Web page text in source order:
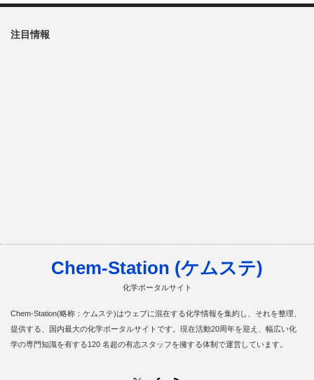
注目情報
Chem-Station (ケムステ)
化学ポータルサイト
Chem-Station(略称：ケムステ)はウェブに混在する化学情報を集約し、それを整理、
提供する、国内最大の化学ポータルサイトです。現在活動20周年を迎え、幅広い化
学の専門知識を有する120 名超の有志スタッフを擁する体制で運営しています。